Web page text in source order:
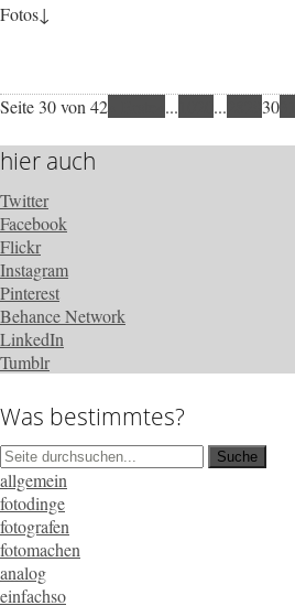
Fotos↓
Seite 30 von 42 ... ... 30
hier auch
Twitter
Facebook
Flickr
Instagram
Pinterest
Behance Network
LinkedIn
Tumblr
Was bestimmtes?
allgemein
fotodinge
fotografen
fotomachen
analog
einfachso